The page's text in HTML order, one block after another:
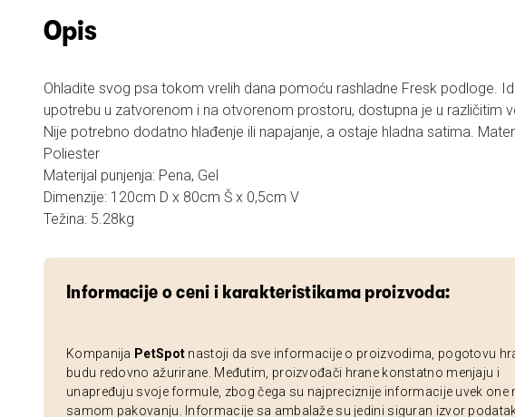
Opis
Ohladite svog psa tokom vrelih dana pomoću rashladne Fresk podloge.
upotrebu u zatvorenom i na otvorenom prostoru, dostupna je u različitim
Nije potrebno dodatno hlađenje ili napajanje, a ostaje hladna satima.
Poliester
Materijal punjenja: Pena, Gel
Dimenzije: 120cm D x 80cm Š x 0,5cm V
Težina: 5.28kg
Informacije o ceni i karakteristikama proizvoda:
Kompanija PetSpot nastoji da sve informacije o proizvodima, pogotovu
budu redovno ažurirane. Međutim, proizvođači hrane konstatno menjaju i
unapređuju svoje formule, zbog čega su najpreciznije informacije uvek one
samom pakovanju. Informacije sa ambalaže su jedini siguran izvor